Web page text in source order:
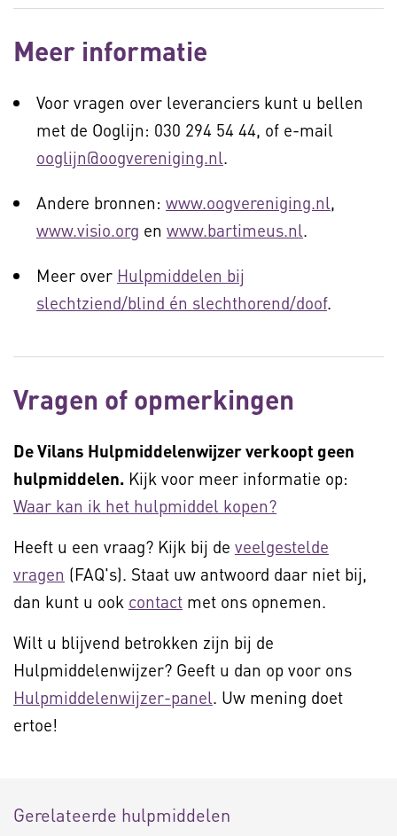
Meer informatie
Voor vragen over leveranciers kunt u bellen
met de Ooglijn: 030 294 54 44, of e-mail
ooglijn@oogvereniging.nl.
Andere bronnen: www.oogvereniging.nl,
www.visio.org en www.bartimeus.nl.
Meer over Hulpmiddelen bij
slechtziend/blind én slechthorend/doof.
Vragen of opmerkingen
De Vilans Hulpmiddelenwijzer verkoopt geen
hulpmiddelen. Kijk voor meer informatie op:
Waar kan ik het hulpmiddel kopen?
Heeft u een vraag? Kijk bij de veelgestelde
vragen (FAQ's). Staat uw antwoord daar niet bij,
dan kunt u ook contact met ons opnemen.
Wilt u blijvend betrokken zijn bij de
Hulpmiddelenwijzer? Geeft u dan op voor ons
Hulpmiddelenwijzer-panel. Uw mening doet
ertoe!
Gerelateerde hulpmiddelen